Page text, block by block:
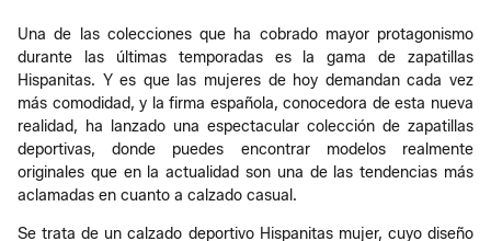
Una de las colecciones que ha cobrado mayor protagonismo
durante las últimas temporadas es la gama de zapatillas
Hispanitas. Y es que las mujeres de hoy demandan cada vez
más comodidad, y la firma española, conocedora de esta nueva
realidad, ha lanzado una espectacular colección de zapatillas
deportivas, donde puedes encontrar modelos realmente
originales que en la actualidad son una de las tendencias más
aclamadas en cuanto a calzado casual.
Se trata de un calzado deportivo Hispanitas mujer, cuyo diseño